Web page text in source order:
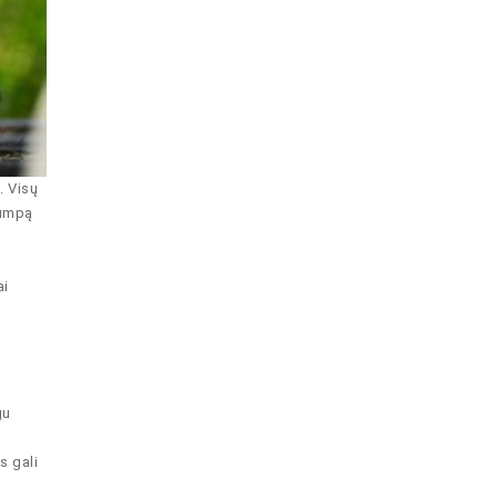
Visų
gali